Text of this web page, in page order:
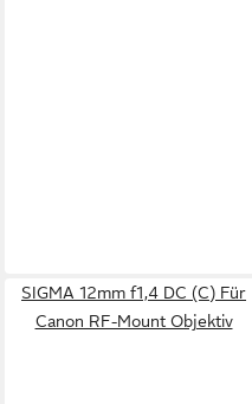
SIGMA 12mm f1,4 DC (C) Für
Canon RF-Mount Objektiv